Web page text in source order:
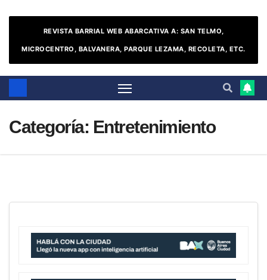
REVISTA BARRIAL WEB ABARCATIVA A: SAN TELMO,
MICROCENTRO, BALVANERA, PARQUE LEZAMA, RECOLETA, ETC.
Categoría: Entretenimiento